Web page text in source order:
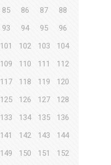
85 86 87
88
93 94 95
96
101 102 103
104
109 110 111
112
117 118 119
120
125 126 127
128
133 134 135
136
141 142 143
144
149 150 151
152